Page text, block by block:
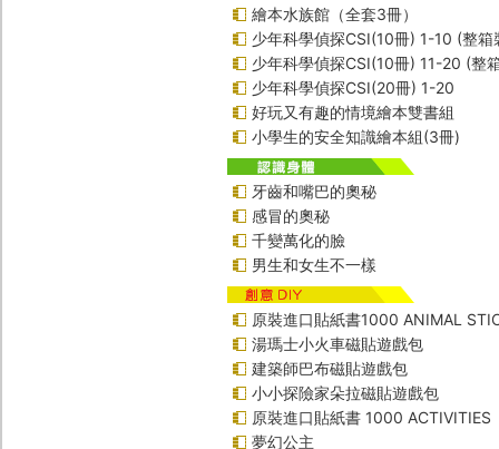
繪本水族館（全套3冊）
少年科學偵探CSI(10冊) 1-10 (整箱
少年科學偵探CSI(10冊) 11-20 (整
少年科學偵探CSI(20冊) 1-20
好玩又有趣的情境繪本雙書組
小學生的安全知識繪本組(3冊)
牙齒和嘴巴的奧秘
感冒的奧秘
千變萬化的臉
男生和女生不一樣
原裝進口貼紙書1000 ANIMAL
湯瑪士小火車磁貼遊戲包
建築師巴布磁貼遊戲包
小小探險家朵拉磁貼遊戲包
原裝進口貼紙書 1000 ACTIVITIES
夢幻公主